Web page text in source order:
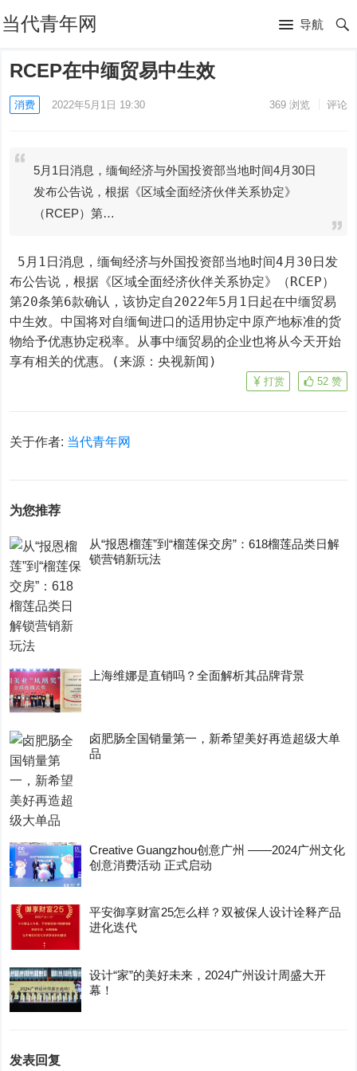
当代青年网 导航
RCEP在中缅贸易中生效
消费 2022年5月1日 19:30 369浏览 评论
5月1日消息，缅甸经济与外国投资部当地时间4月30日
发布公告说，根据《区域全面经济伙伴关系协定》
（RCEP）第…
布公告说，根据《区域全面经济伙伴关系协定》（RCEP）
第20条第6款确认，该协定自2022年5月1日起在中缅贸易
中生效。中国将对自缅甸进口的适用协定中原产地标准的货
物给予优惠协定税率。从事中缅贸易的企业也将从今天开始
享有相关的优惠。(来源：央视新闻)
52 赞
打赏
关于作者: 当代青年网
为您推荐
从“报恩榴莲”到“榴莲保交房”：618榴莲品类日解
锁营销新玩法
上海维娜是直销吗？全面解析其品牌背景
卤肥肠全国销量第一，新希望美好再造超级大单
品
Creative Guangzhou创意广州 ——2024广州文化
创意消费活动 正式启动
平安御享财富25怎么样？双被保人设计诠释产品
进化迭代
设计“家”的美好未来，2024广州设计周盛大开
幕！
发表回复